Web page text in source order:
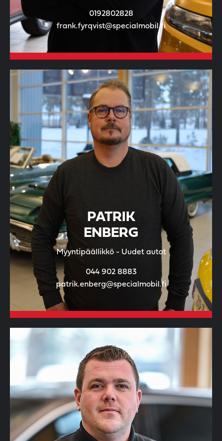
0192802828
frank.fyrqvist@specialmobil.fi
PATRIK
ENBERG
Myyntipäällikkö - Uudet autot
044 902 8883
patrik.enberg@specialmobil.fi